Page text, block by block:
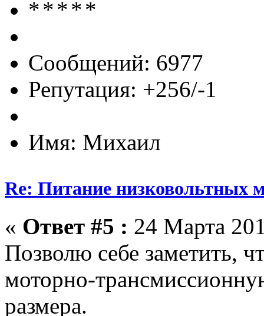
Сообщений: 6977
Репутация: +256/-1
Имя: Михаил
Re: Питание низковольтных
« Ответ #5 : 24 Марта
Позволю себе заметить,
моторно-
размера.